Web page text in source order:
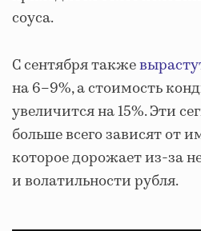
соуса.
С сентября также
на 6–9%, а стоимость
увеличится на 15%. Эти
больше всего зависят от
которое дорожает из-за
и волатильности рубля.